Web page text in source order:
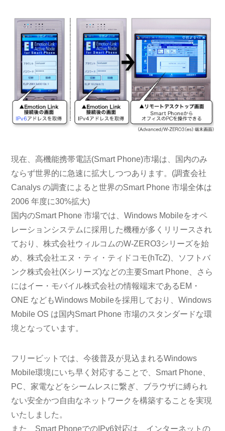
現在、高機能携帯電話(Smart Phone)市場は、国内のみ
ならず世界的に急速に拡大しつつあります。(調査会社
Canalys の調査によると世界のSmart Phone 市場全体は
2006 年度に30%拡大)
国内のSmart Phone 市場では、Windows Mobileをオペ
レーションシステムに採用した機種が多くリリースされ
ており、株式会社ウィルコムのW-ZERO3シリーズを始
め、株式会社エヌ・ティ・ティドコモ(hTcZ)、ソフトバ
ンク株式会社(Xシリーズ)などの主要Smart Phone、さら
にはイー・モバイル株式会社の情報端末であるEM・
ONE などもWindows Mobileを採用しており、Windows
Mobile OS は国内Smart Phone 市場のスタンダードな環
境となっています。
フリービットでは、今後普及が見込まれるWindows
Mobile環境にいち早く対応することで、Smart Phone、
PC、家電などをシームレスに繋ぎ、ブラウザに縛られ
ない安全かつ自由なネットワークを構築することを実現
いたしました。
また、Smart PhoneでのIPv6対応は、インターネットの